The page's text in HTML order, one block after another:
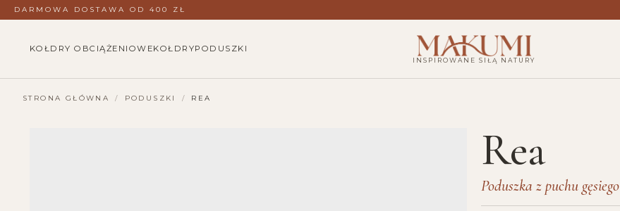
DARMOWA DOSTAWA OD 400 ZŁ
KOŁDRY OBCIĄŻENIOWEKOŁDRYPODUSZKI
INSPIROWANE SIŁĄ NATURY
STRONA GŁÓWNA / PODUSZKI / REA
Rea
Poduszka z puchu gęsiego